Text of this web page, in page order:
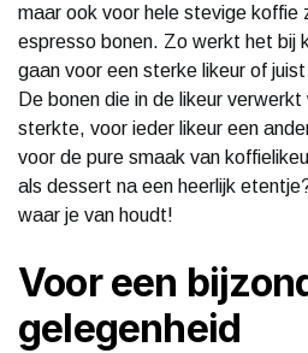
maar ook voor hele stevige koffie
espresso bonen. Zo werkt het bij
gaan voor een sterke likeur of
De bonen die in de likeur
sterkte, voor ieder likeur een
voor de pure smaak van
als dessert na een heerlijk
waar je van houdt!
Voor een
gelegenheid